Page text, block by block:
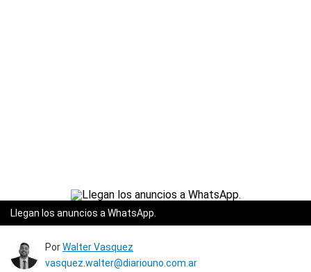
Llegan los anuncios a WhatsApp.
PorWalter Vasquez
vasquez.walter@diariouno.com.ar